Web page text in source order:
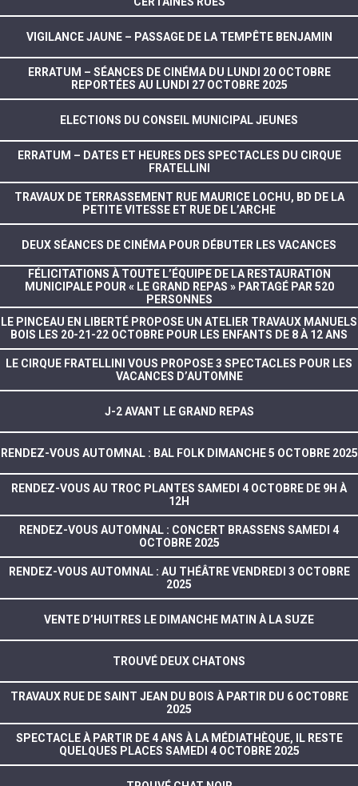
VIGILANCE JAUNE – PASSAGE DE LA TEMPÊTE BENJAMIN
ERRATUM – SÉANCES DE CINÉMA DU LUNDI 20 OCTOBRE
REPORTÉES AU LUNDI 27 OCTOBRE 2025
ELECTIONS DU CONSEIL MUNICIPAL JEUNES
ERRATUM – DATES ET HEURES DES SPECTACLES DU CIRQUE
FRATELLINI
TRAVAUX DE TERRASSEMENT RUE MAURICE LOCHU, BD DE LA
PETITE VITESSE ET RUE DE L’ARCHE
DEUX SÉANCES DE CINÉMA POUR DÉBUTER LES VACANCES
FÉLICITATIONS À TOUTE L’ÉQUIPE DE LA RESTAURATION
MUNICIPALE POUR « LE GRAND REPAS » PARTAGÉ PAR 520
PERSONNES
LE PINCEAU EN LIBERTÉ PROPOSE UN ATELIER TRAVAUX MANUELS
BOIS LES 20-21-22 OCTOBRE POUR LES ENFANTS DE 8 À 12 ANS
LE CIRQUE FRATELLINI VOUS PROPOSE 3 SPECTACLES POUR LES
VACANCES D’AUTOMNE
J-2 AVANT LE GRAND REPAS
RENDEZ-VOUS AUTOMNAL : BAL FOLK DIMANCHE 5 OCTOBRE 2025
RENDEZ-VOUS AU TROC PLANTES SAMEDI 4 OCTOBRE DE 9H À
12H
RENDEZ-VOUS AUTOMNAL : CONCERT BRASSENS SAMEDI 4
OCTOBRE 2025
RENDEZ-VOUS AUTOMNAL : AU THÉÂTRE VENDREDI 3 OCTOBRE
2025
VENTE D’HUITRES LE DIMANCHE MATIN À LA SUZE
TROUVÉ DEUX CHATONS
TRAVAUX RUE DE SAINT JEAN DU BOIS À PARTIR DU 6 OCTOBRE
2025
SPECTACLE À PARTIR DE 4 ANS À LA MÉDIATHÈQUE, IL RESTE
QUELQUES PLACES SAMEDI 4 OCTOBRE 2025